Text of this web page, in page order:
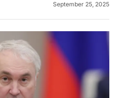
September 25, 2025